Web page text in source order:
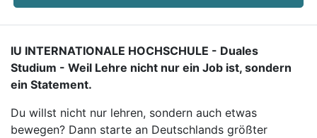
IU INTERNATIONALE HOCHSCHULE - Duales
Studium - Weil Lehre nicht nur ein Job ist, sondern
ein Statement.
Du willst nicht nur lehren, sondern auch etwas
bewegen? Dann starte an Deutschlands größter